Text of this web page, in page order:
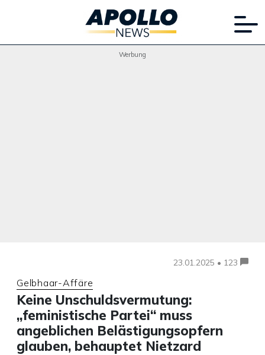
Werbung
23.01.2025 • 123
Gelbhaar-Affäre
Keine Unschuldsvermutung:
„feministische Partei“ muss
angeblichen Belästigungsopfern
glauben, behauptet Nietzard